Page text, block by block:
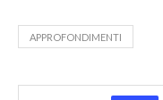
APPROFONDIMENTI